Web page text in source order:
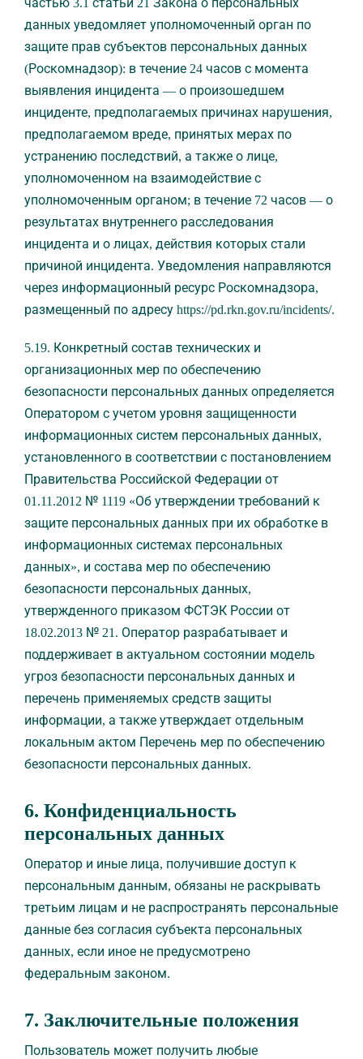
частью 3.1 статьи 21 Закона о персональных
данных уведомляет уполномоченный орган по
защите прав субъектов персональных данных
(Роскомнадзор): в течение 24 часов с момента
выявления инцидента — о произошедшем
инциденте, предполагаемых причинах нарушения,
предполагаемом вреде, принятых мерах по
устранению последствий, а также о лице,
уполномоченном на взаимодействие с
уполномоченным органом; в течение 72 часов — о
результатах внутреннего расследования
инцидента и о лицах, действия которых стали
причиной инцидента. Уведомления направляются
через информационный ресурс Роскомнадзора,
размещенный по адресу https://pd.rkn.gov.ru/incidents/.
5.19. Конкретный состав технических и
организационных мер по обеспечению
безопасности персональных данных определяется
Оператором с учетом уровня защищенности
информационных систем персональных данных,
установленного в соответствии с постановлением
Правительства Российской Федерации от
01.11.2012 № 1119 «Об утверждении требований к
защите персональных данных при их обработке в
информационных системах персональных
данных», и состава мер по обеспечению
безопасности персональных данных,
утвержденного приказом ФСТЭК России от
18.02.2013 № 21. Оператор разрабатывает и
поддерживает в актуальном состоянии модель
угроз безопасности персональных данных и
перечень применяемых средств защиты
информации, а также утверждает отдельным
локальным актом Перечень мер по обеспечению
безопасности персональных данных.
6. Конфиденциальность
персональных данных
Оператор и иные лица, получившие доступ к
персональным данным, обязаны не раскрывать
третьим лицам и не распространять персональные
данные без согласия субъекта персональных
данных, если иное не предусмотрено
федеральным законом.
7. Заключительные положения
Пользователь может получить любые
ПРОЙТИ ТЕСТ